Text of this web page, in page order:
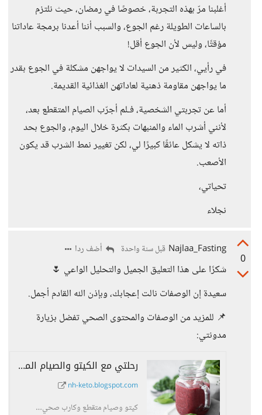
أغلبنا مرّ بهذه التجربة، خصوصًا في رمضان، حيث نلتزم
بالساعات الطويلة رغم الجوع، والسبب أننا أعدنا برمجة عاداتنا
مؤقتًا، وليس لأن الجوع أقل!
في رأيي، الكثير من السيدات لا يواجهن مشكلة في الجوع بقدر
ما يواجهن مقاومة ذهنية لعاداتهن الغذائية القديمة.
أما عن تجربتي الشخصية، فـلم أجرّب الصيام المتقطع بعد،
لأنني أشرب الماء والمنبهات بكثرة خلال اليوم، والجوع بحد
ذاته لا يشكل عائقًا كبيرًا لي، لكن تغيير نمط الشرب قد يكون
الأصعب.
تحياتي،
نجلاء
0
Najlaa_Fasting قبل سنة واحدة أضف ردا
شكرًا على هذا التعليق الجميل والتحليل الواعي 🌷
سعيدة إن الوصفات نالت إعجابك، وبإذن الله القادم أجمل.
📌 للمزيد من الوصفات والمحتوى الصحي تفضل بزيارة
مدونتي:
رحلتي مع الكيتو والصيام المتقطع
nh-keto.blogspot.com
كيتو وصيام متقطع وكارب صحي…